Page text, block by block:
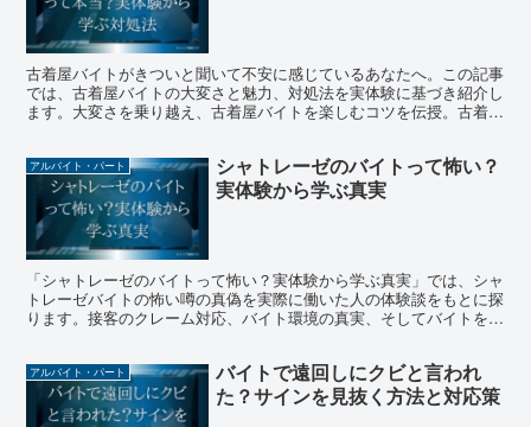
古着屋バイトがきついと聞いて不安に感じているあなたへ。この記事
では、古着屋バイトの大変さと魅力、対処法を実体験に基づき紹介し
ます。大変さを乗り越え、古着屋バイトを楽しむコツを伝授。古着屋
アルバイト・パート
シャトレーゼのバイトって怖い？
実体験から学ぶ真実
「シャトレーゼのバイトって怖い？実体験から学ぶ真実」では、シャ
トレーゼバイトの怖い噂の真偽を実際に働いた人の体験談をもとに探
ります。接客のクレーム対応、バイト環境の真実、そしてバイトをす
アルバイト・パート
バイトで遠回しにクビと言われ
た？サインを見抜く方法と対応策